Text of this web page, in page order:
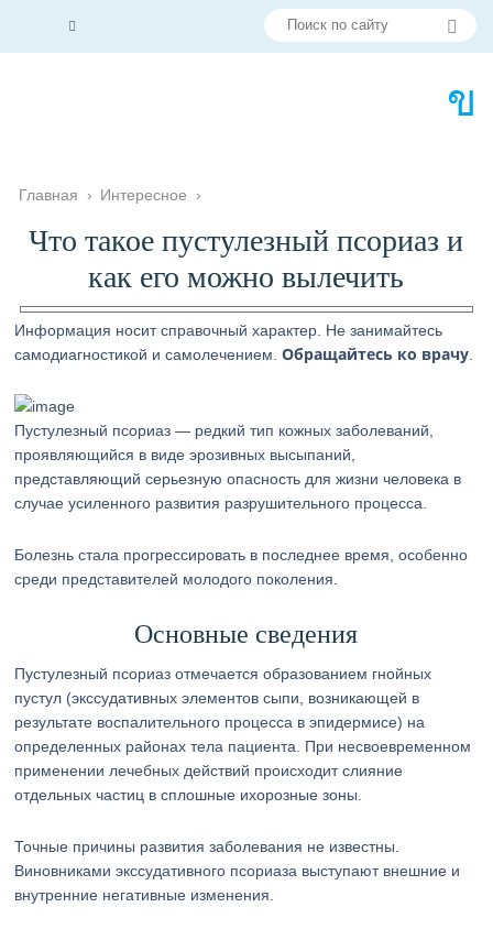
Главная › Интересное ›
Что такое пустулезный псориаз и
как его можно вылечить
Информация носит справочный характер. Не занимайтесь
самодиагностикой и самолечением.Обращайтесь ко врачу
Пустулезный псориаз — редкий тип кожных заболеваний,
проявляющийся в виде эрозивных высыпаний,
представляющий серьезную опасность для жизни человека в
случае усиленного развития разрушительного процесса.
Болезнь стала прогрессировать в последнее время, особенно
среди представителей молодого поколения.
Основные сведения
Пустулезный псориаз отмечается образованием гнойных
пустул (экссудативных элементов сыпи, возникающей в
результате воспалительного процесса в эпидермисе) на
определенных районах тела пациента. При несвоевременном
применении лечебных действий происходит слияние
отдельных частиц в сплошные ихорозные зоны.
Точные причины развития заболевания не известны.
Виновниками экссудативного псориаза выступают внешние и
внутренние негативные изменения.